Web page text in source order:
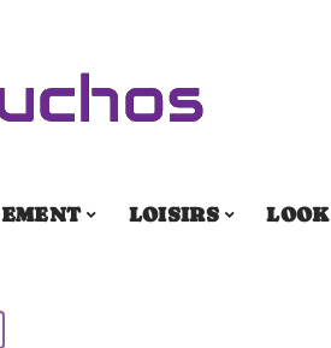
LOISIRS LOOK